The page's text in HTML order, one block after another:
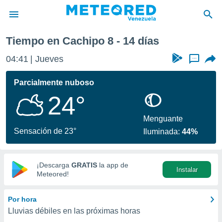
de
ha
que se
calidad.
a este
las
y
digital
basada
Tiempo en Cachipo 8 - 14 días
04:41 Jueves ...
Parcialmente nuboso
24°
Sensación de 23°
Menguante
Iluminada:44%
¡Descarga GRATIS la app de
Meteored!
Instalar
Por hora
Lluvias débiles en las próximas horas